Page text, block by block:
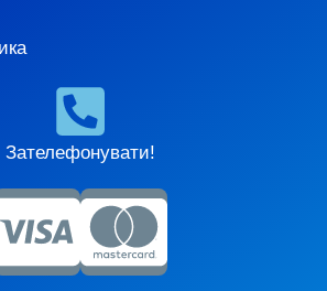
Зателефонувати!